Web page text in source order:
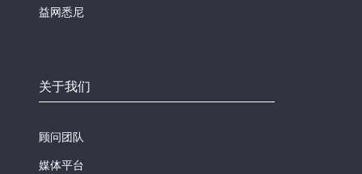
益网悉尼
关于我们
顾问团队
媒体平台